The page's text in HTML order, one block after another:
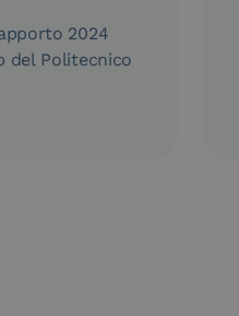
2024
del Politecnico